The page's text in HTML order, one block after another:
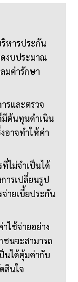
หารประกัน
งบประมาณ
มค่ารักษา
รและตรวจ
ต้นทุนดำเนิน
อาจทำให้ค่า
ไม่จำเป็นได้
ารเปลี่ยนรูป
ายเบี้ยประกัน
าใช้จ่ายอย่าง
ชนจะสามารถ
นได้คุ้มค่ากับ
สินใจ